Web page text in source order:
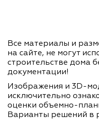
Все материалы и
на сайте, не могут
строительстве дома
документации!
Изображения и 3D-
исключительно
оценки объемно-
Варианты решений в